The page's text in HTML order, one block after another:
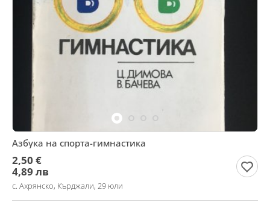
Азбука на спорта-гимнастика
2,50 €
4,89 лв
с. Ахрянско, Кърджали, 29 юли